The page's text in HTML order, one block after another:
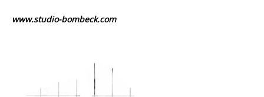
www.studio-bombeck.com